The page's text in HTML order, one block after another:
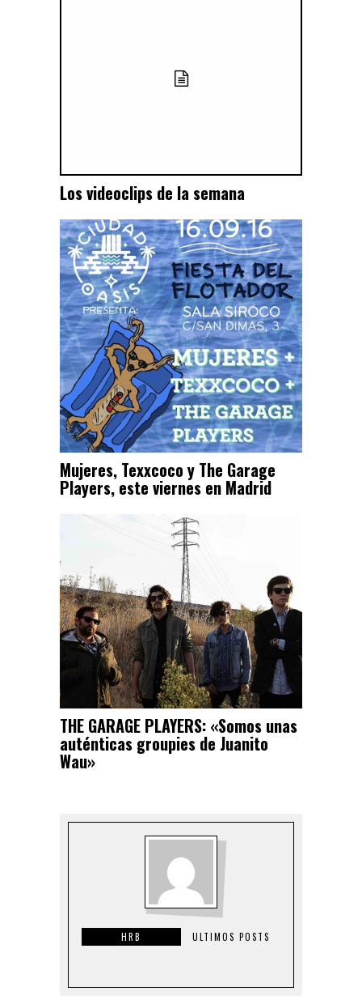
Los videoclips de la semana
Mujeres, Texxcoco y The Garage
Players, este viernes en Madrid
THE GARAGE PLAYERS: «Somos unas
auténticas groupies de Juanito
Wau»
HRB ULTIMOS POSTS